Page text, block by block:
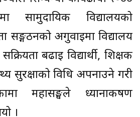
सामुदायिक विद्यालयको
सङ्गठनको अगुवाइमा विद्यालय
बढाइ विद्यार्थी, शिक्षक
सुरक्षाको विधि अपनाउने गरी
महासङ्घले ध्यानाकर्षण
।